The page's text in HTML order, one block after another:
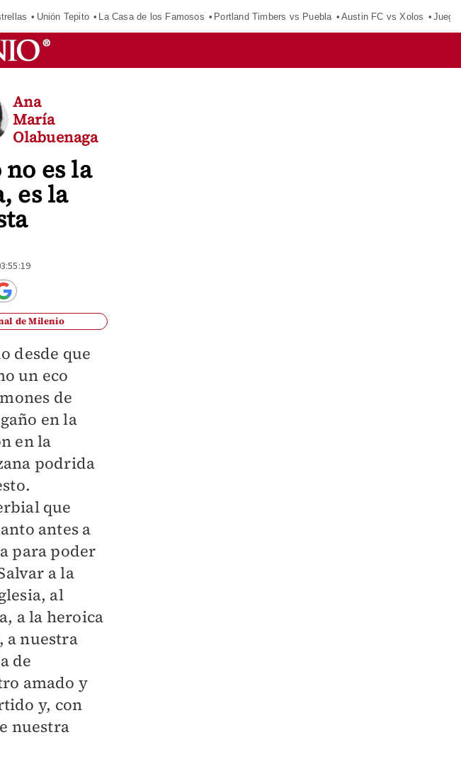
Unión Tepito La Casa de los Famosos Portland Timbers vs Puebla Austin FC vs Xolos
es la
es la
Ana
María
Olabuenaga
de Milenio
desde que
un eco
de
en la
en la
podrida
que
antes a
para poder
a la
al
a la heroica
a nuestra
de
amado y
y, con
nuestra